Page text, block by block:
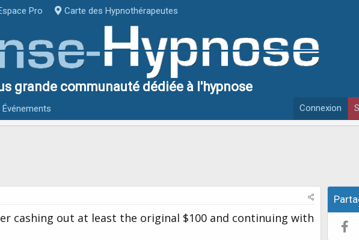
Pro Carte des Hypnothérapeutes
grande communauté dédiée à l'hypnose
Événements Connexion
cashing out at least the original $100 and continuing with